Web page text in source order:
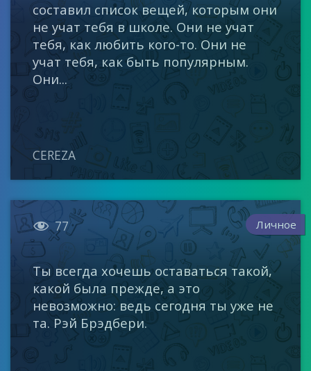
составил список вещей, которым они
не учат тебя в школе. Они не учат
тебя, как любить кого-то. Они не
учат тебя, как быть популярным.
Они...
CEREZA
 77 Личное
Ты всегда хочешь оставаться такой,
какой была прежде, а это
невозможно: ведь сегодня ты уже не
та. Рэй Брэдбери.